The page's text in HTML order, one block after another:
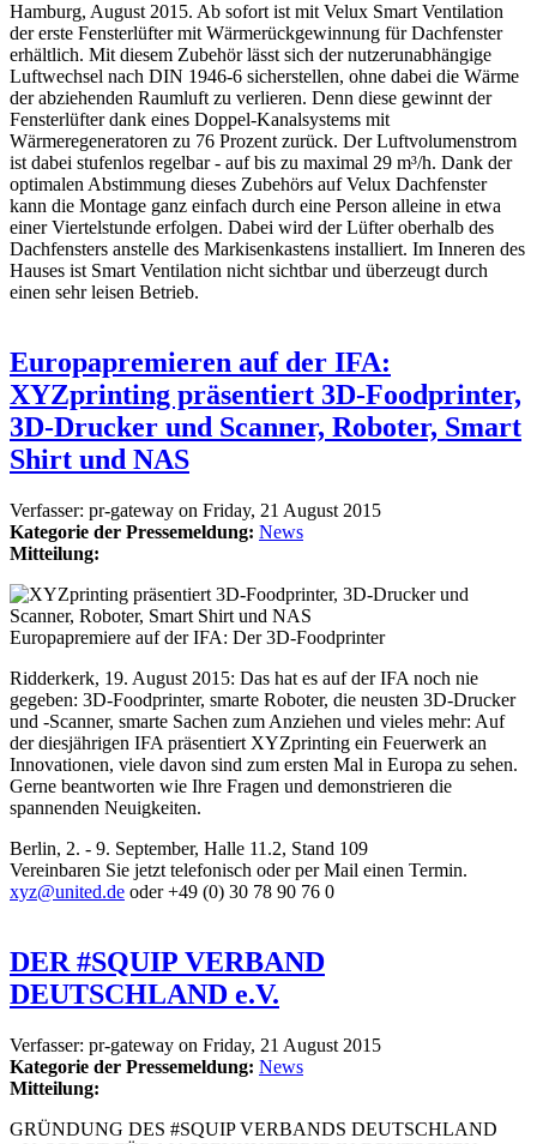
Hamburg, August 2015. Ab sofort ist mit Velux Smart Ventilation
der erste Fensterlüfter mit Wärmerückgewinnung für Dachfenster
erhältlich. Mit diesem Zubehör lässt sich der nutzerunabhängige
Luftwechsel nach DIN 1946-6 sicherstellen, ohne dabei die Wärme
der abziehenden Raumluft zu verlieren. Denn diese gewinnt der
Fensterlüfter dank eines Doppel-Kanalsystems mit
Wärmeregeneratoren zu 76 Prozent zurück. Der Luftvolumenstrom
ist dabei stufenlos regelbar - auf bis zu maximal 29 m³/h. Dank der
optimalen Abstimmung dieses Zubehörs auf Velux Dachfenster
kann die Montage ganz einfach durch eine Person alleine in etwa
einer Viertelstunde erfolgen. Dabei wird der Lüfter oberhalb des
Dachfensters anstelle des Markisenkastens installiert. Im Inneren des
Hauses ist Smart Ventilation nicht sichtbar und überzeugt durch
einen sehr leisen Betrieb.
Europapremieren auf der IFA:
XYZprinting präsentiert 3D-Foodprinter,
3D-Drucker und Scanner, Roboter, Smart
Shirt und NAS
Verfasser: pr-gateway on Friday, 21 August 2015
Kategorie der Pressemeldung: News
Mitteilung:
Europapremiere auf der IFA: Der 3D-Foodprinter
Ridderkerk, 19. August 2015: Das hat es auf der IFA noch nie
gegeben: 3D-Foodprinter, smarte Roboter, die neusten 3D-Drucker
und -Scanner, smarte Sachen zum Anziehen und vieles mehr: Auf
der diesjährigen IFA präsentiert XYZprinting ein Feuerwerk an
Innovationen, viele davon sind zum ersten Mal in Europa zu sehen.
Gerne beantworten wie Ihre Fragen und demonstrieren die
spannenden Neuigkeiten.
Berlin, 2. - 9. September, Halle 11.2, Stand 109
Vereinbaren Sie jetzt telefonisch oder per Mail einen Termin.
xyz@united.de oder +49 (0) 30 78 90 76 0
DER #SQUIP VERBAND
DEUTSCHLAND e.V.
Verfasser: pr-gateway on Friday, 21 August 2015
Kategorie der Pressemeldung: News
Mitteilung:
GRÜNDUNG DES #SQUIP VERBANDS DEUTSCHLAND